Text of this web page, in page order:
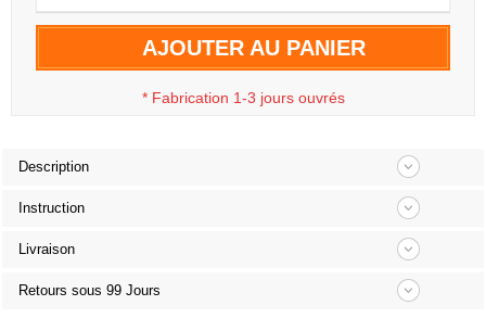
AJOUTER AU PANIER
* Fabrication 1-3 jours ouvrés
Description
Instruction
Livraison
Retours sous 99 Jours